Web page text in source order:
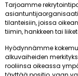
Tarjoamme
tilanteisiin, joissa
tiimin, hankkeen tai
Hyödynnämme
alkuvaiheiden
rooliinsa oikeassa